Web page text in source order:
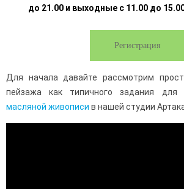
до 21.00 и выходные с 11.00 до
Регистрация
Для начала давайте рассмотрим
пейзажа как типичного задания для
масляной живописи в нашей студии